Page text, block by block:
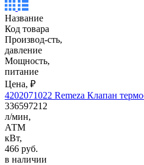
Название
Код товара
Производ-сть,
давление
Мощность,
питание
Цена, ₽
4202071022 Remeza Клапан
336597212
л/мин,
АТМ
кВт,
466 руб.
в наличии